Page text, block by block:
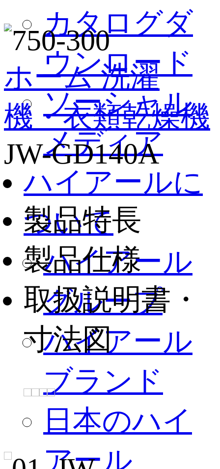
カタログダ
ウンロード
ソーシャル
メディア
ハイアールに
ついて
ハイアール
グループ
ハイアール
ブランド
日本のハイ
アール
ホーム洗濯
機・衣類乾燥機
JW-GD140A
製品特長
製品仕様
取扱説明書・
寸法図